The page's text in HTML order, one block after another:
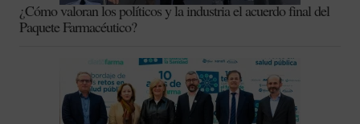
¿Cómo valoran los políticos y la industria el acuerdo final del
Paquete Farmacéutico?